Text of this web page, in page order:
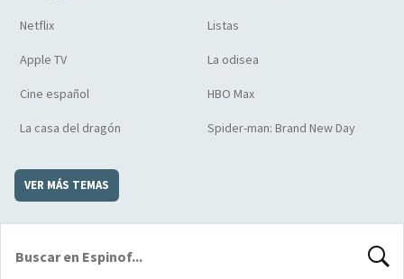
Netflix Listas
Apple TV La odisea
Cine español HBO Max
La casa del dragón Spider-man: Brand New Day
VER MÁS TEMAS